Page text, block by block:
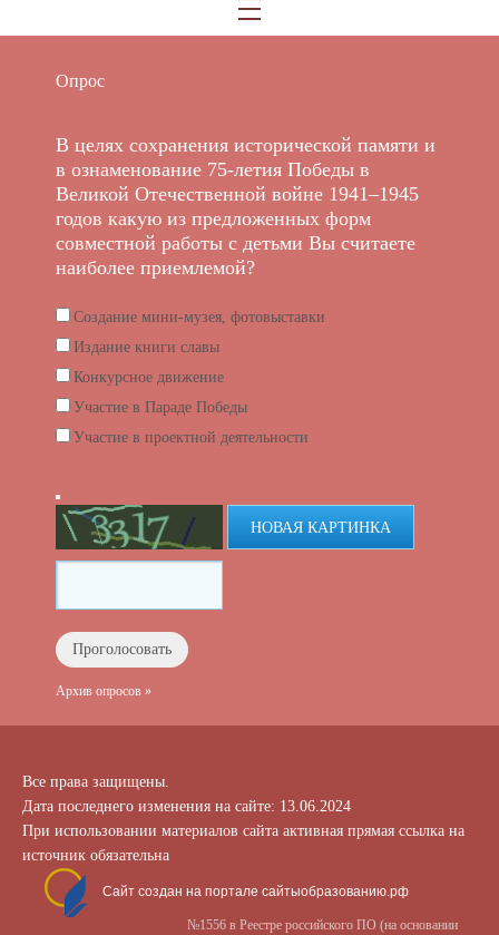
Опрос
В целях сохранения исторической памяти и
в ознаменование 75-летия Победы в
Великой Отечественной войне 1941–1945
годов какую из предложенных форм
совместной работы с детьми Вы считаете
наиболее приемлемой?
Создание мини-музея, фотовыставки
Издание книги славы
Конкурсное движение
Участие в Параде Победы
Участие в проектной деятельности
НОВАЯ КАРТИНКА
Архив опросов »
Все права защищены.
Дата последнего изменения на сайте: 13.06.2024
При использовании материалов сайта активная прямая ссылка на
источник обязательна
Сайт создан на портале сайтыобразованию.рф
№1556 в Реестре российского ПО (на основании